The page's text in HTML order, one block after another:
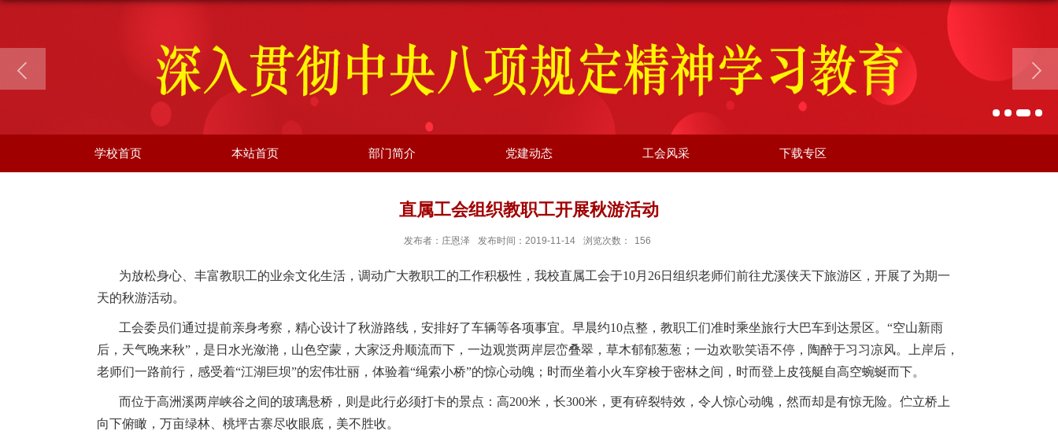
学校首页 本站首页 部门简介 党建动态 工会风采 下载专区
直属工会组织教职工开展秋游活动
发布者：庄恩泽 发布时间：2019-11-14 浏览次数： 156
为放松身心、丰富教职工的业余文化生活，调动广大教职工的工作积极性，我校直属工会于10月 26日组织老师们前往尤溪侠天下旅游区 ，开展了为期一
天的秋游活动。
工会委员们通过提前亲身考察，精心设计了秋游路线，安排好了车辆等各项事宜。早晨约10点整，教职工们准时乘坐旅行大巴车到达景区。“空山新雨
后，天气晚来秋”，是日水光潋滟，山色空蒙，大家泛舟顺流而下，一边观赏两岸层峦叠翠，草木郁郁葱葱；一边欢歌笑语不停，陶醉于习习凉风。上岸后，
老师们一路前行，感受着“江湖巨坝”的宏伟壮丽，体验着“绳索小桥”的惊心动魄；时而坐着小火车穿梭于密林之间，时而登上皮筏艇自高空蜿蜒而下。
而位于高洲溪两岸峡谷之间的玻璃悬桥，则是此行必须打卡的景点：高200米，长300米，更有碎裂特效，令人惊心动魄，然而却是有惊无险。伫立桥上
向下俯瞰，万亩绿林、桃坪古寨尽收眼底，美不胜收。